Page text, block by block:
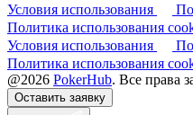
Условия использования
Политика использования
Условия использования
Политика использования
@2026 PokerHub. Все права
Оставить заявку